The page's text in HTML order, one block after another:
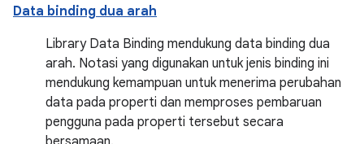
Data binding dua arah
Library Data Binding mendukung data binding dua
arah. Notasi yang digunakan untuk jenis binding ini
mendukung kemampuan untuk menerima perubahan
data pada properti dan memproses pembaruan
pengguna pada properti tersebut secara